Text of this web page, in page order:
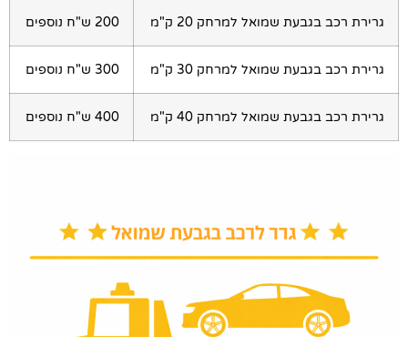
גרירת רכב בגבעת שמואל למרחק 20 ק"מ 200 ש"ח נוספים
גרירת רכב בגבעת שמואל למרחק 30 ק"מ 300 ש"ח נוספים
גרירת רכב בגבעת שמואל למרחק 40 ק"מ 400 ש"ח נוספים